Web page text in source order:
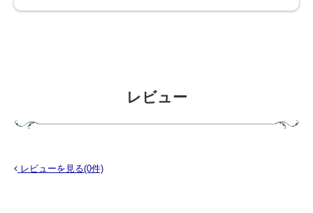
レビュー
レビューを見る(0件)